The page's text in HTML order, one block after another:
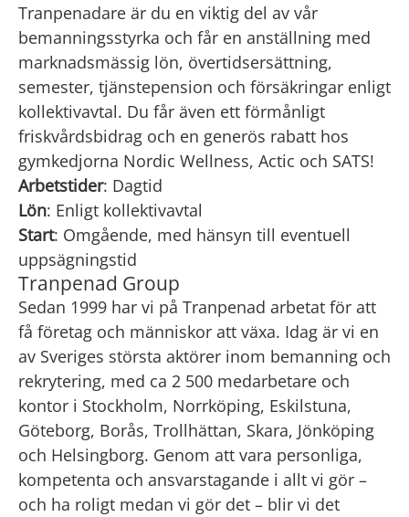
Tranpenadare är du en viktig del av vår
bemanningsstyrka och får en anställning med
marknadsmässig lön, övertidsersättning,
semester, tjänstepension och försäkringar enligt
kollektivavtal. Du får även ett förmånligt
friskvårdsbidrag och en generös rabatt hos
gymkedjorna Nordic Wellness, Actic och SATS!
Arbetstider: Dagtid
Lön: Enligt kollektivavtal
Start: Omgående, med hänsyn till eventuell
uppsägningstid
Tranpenad Group
Sedan 1999 har vi på Tranpenad arbetat för att
få företag och människor att växa. Idag är vi en
av Sveriges största aktörer inom bemanning och
rekrytering, med ca 2 500 medarbetare och
kontor i Stockholm, Norrköping, Eskilstuna,
Göteborg, Borås, Trollhättan, Skara, Jönköping
och Helsingborg. Genom att vara personliga,
kompetenta och ansvarstagande i allt vi gör –
och ha roligt medan vi gör det – blir vi det